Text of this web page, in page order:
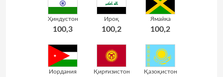
Ҳиндустон
100,3
Ироқ
100,2
Ямайка
100,2
Иордания Қирғизистон Қазоқистон